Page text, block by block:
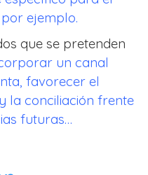
ejemplo.
que se pretenden
un canal
favorecer el
la conciliación frente
futuras…